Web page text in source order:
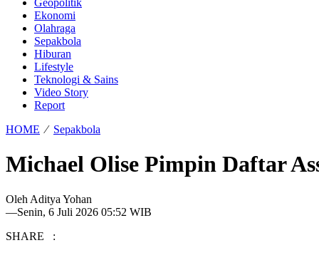
Geopolitik
Ekonomi
Olahraga
Sepakbola
Hiburan
Lifestyle
Teknologi & Sains
Video Story
Report
HOME ⁄ Sepakbola
Michael Olise Pimpin Daftar
Oleh Aditya Yohan
—Senin, 6 Juli 2026 05:52 WIB
SHARE :